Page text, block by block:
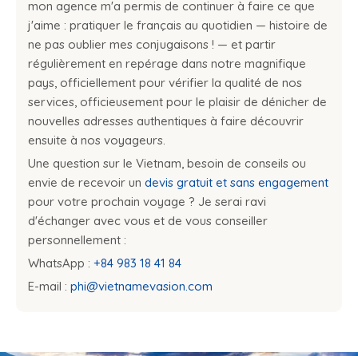
mon agence m'a permis de continuer à faire ce que
j'aime : pratiquer le français au quotidien — histoire de
ne pas oublier mes conjugaisons ! — et partir
régulièrement en repérage dans notre magnifique
pays, officiellement pour vérifier la qualité de nos
services, officieusement pour le plaisir de dénicher de
nouvelles adresses authentiques à faire découvrir
ensuite à nos voyageurs.
Une question sur le Vietnam, besoin de conseils ou
envie de recevoir un devis gratuit et sans engagement
pour votre prochain voyage ? Je serai ravi
d'échanger avec vous et de vous conseiller
personnellement :
WhatsApp : +84 983 18 41 84
E-mail : phi@vietnamevasion.com